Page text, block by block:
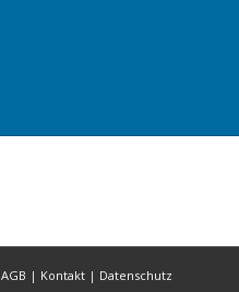
AGB | Kontakt | Datenschutz